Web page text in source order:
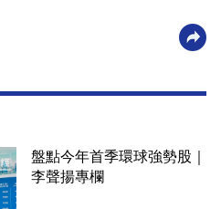
盤點今年首季環球強勢股｜
李聲揚專欄